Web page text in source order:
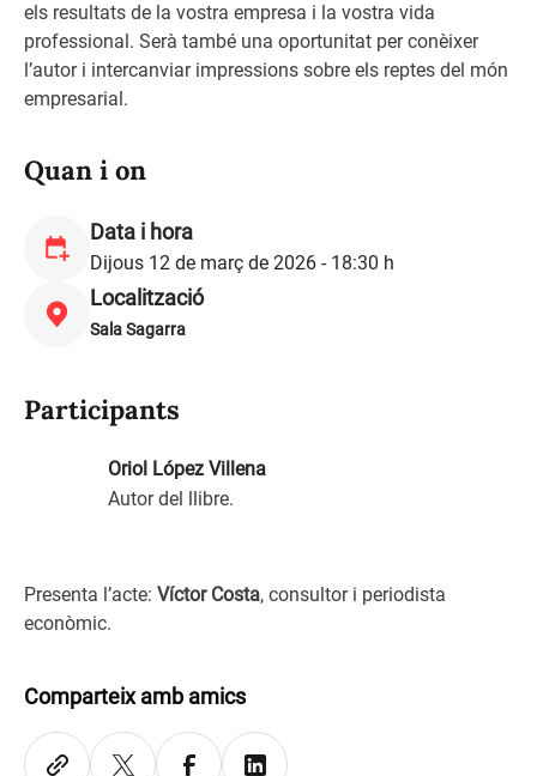
els resultats de la vostra empresa i la vostra vida
professional. Serà també una oportunitat per conèixer
l’autor i intercanviar impressions sobre els reptes del món
empresarial.
Quan i on
Data i hora
Dijous 12 de març de 2026 - 18:30 h
Localització
Sala Sagarra
Participants
Oriol López Villena
Autor del llibre.
Presenta l’acte: Víctor Costa, consultor i periodista
econòmic.
Comparteix amb amics